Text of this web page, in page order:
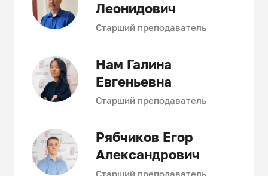
Леонидович
Старший преподаватель
Нам Галина
Евгеньевна
Старший преподаватель
Рябчиков Егор
Александрович
Старший преподаватель